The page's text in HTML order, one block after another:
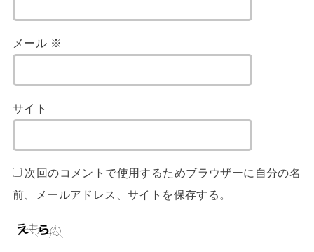
メール ※
サイト
次回のコメントで使用するためブラウザーに自分の名
前、メールアドレス、サイトを保存する。